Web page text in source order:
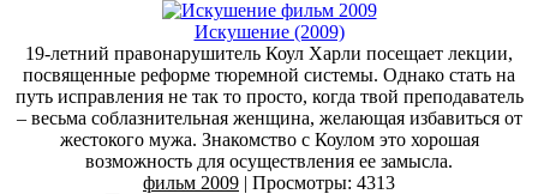
Искушение (2009)
19-летний правонарушитель Коул Харли посещает лекции,
посвященные реформе тюремной системы. Однако стать на
путь исправления не так то просто, когда твой преподаватель
– весьма соблазнительная женщина, желающая избавиться от
жестокого мужа. Знакомство с Коулом это хорошая
возможность для осуществления ее замысла.
фильм 2009 | Просмотры: 4313